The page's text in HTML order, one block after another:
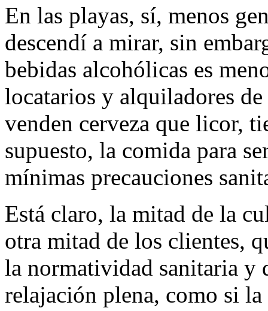
En las playas, sí, menos
descendí a mirar, sin
bebidas alcohólicas es
locatarios y alquiladores
venden cerveza que licor,
supuesto, la comida para
mínimas precauciones
Está claro, la mitad de la
otra mitad de los clientes,
la normatividad sanitaria y
relajación plena, como si